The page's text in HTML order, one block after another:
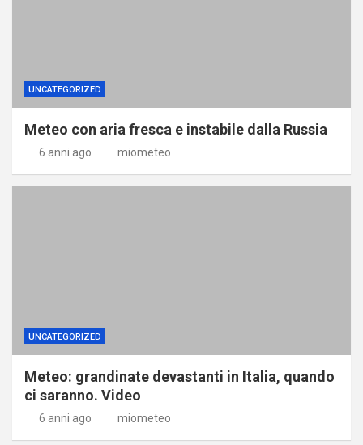
UNCATEGORIZED
Meteo con aria fresca e instabile dalla Russia
6 anni ago miometeo
UNCATEGORIZED
Meteo: grandinate devastanti in Italia, quando
ci saranno. Video
6 anni ago miometeo